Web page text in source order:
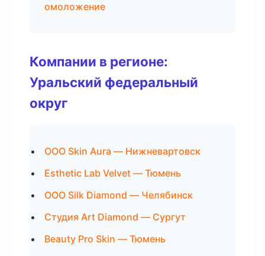
омоложение
Компании в регионе:
Уральский федеральный
округ
ООО Skin Aura — Нижневартовск
Esthetic Lab Velvet — Тюмень
ООО Silk Diamond — Челябинск
Студия Art Diamond — Сургут
Beauty Pro Skin — Тюмень